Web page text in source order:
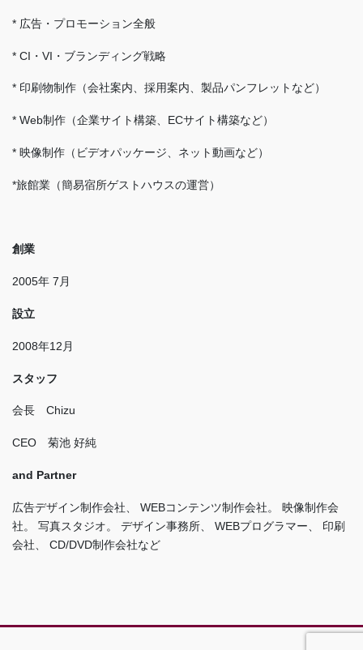
* 広告・プロモーション全般
* CI・VI・ブランディング戦略
* 印刷物制作（会社案内、採用案内、製品パンフレットなど）
* Web制作（企業サイト構築、ECサイト構築など）
* 映像制作（ビデオパッケージ、ネット動画など）
*旅館業（簡易宿所ゲストハウスの運営）
創業
2005年 7月
設立
2008年12月
スタッフ
会長 Chizu
CEO 菊池 好純
and Partner
広告デザイン制作会社、 WEBコンテンツ制作会社。 映像制作会
社。 写真スタジオ。 デザイン事務所、 WEBプログラマー、 印刷
会社、 CD/DVD制作会社など